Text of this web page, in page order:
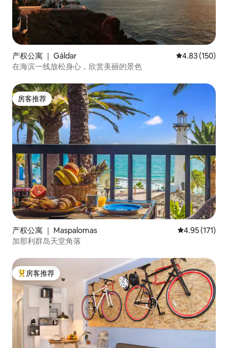
realiza mediante auto check-in, a través
de una caja de seguridad con código
situada junto a la entrada del
apartamento. El check-out debe
realizarse antes de las 11:00 h. 🧼 Puede
solicitar servicio de limpieza adicional o
cambio de sábanas y toallas en cualquier
larga, en el horario que prefiera. ⚠️ Está
terminantemente prohibido usar lejía,
acetona, rotuladores permanentes o
productos abrasivos sobre las
superficies. Algunos acabados y
muebles del apartamento son delicados
y podrían dañarse irreversiblemente con
un mal uso. 🌬️ - No se permiten fiestas,
eventos ni música alta. - Se ruega
mantener el nivel de ruido bajo,
especialmente a partir de las 22:00 h. -
No se permiten mascotas. - Solo pueden
alojarse las personas registradas en la
reserva, con una capacidad máxima de
tres huéspedes. - Está prohibido fumar
en el interior del apartamento. 🔐 La
zona es céntrica y bien comunicada, a
Canteras, rodeada de supermercados,
cafeterías y restaurantes locales.
产权公寓 ｜ Gáldar 平均评分 4.83
4.83 (150)
在海滨一线放松身心，欣赏美丽的景色
房客推荐
房客推荐
产权公寓 ｜ Maspalomas 平均评分 4.95
4.95 (171)
加那利群岛天堂角落
热门「房客推荐」
房客推荐